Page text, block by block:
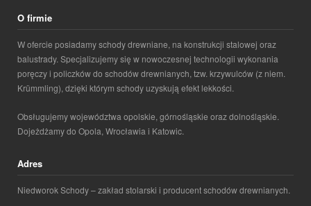
O firmie
W ofercie posiadamy schody drewniane, na konstrukcji stalowej oraz
balustrady. Specjalizujemy się w nowoczesnej technologii wykonania
poręczy i policzków do schodów drewnianych, tzw. krzywulców (z niem.
Krümmling), dzięki którym schody uzyskują efekt lekkości.
Obsługujemy województwa opolskie, górnośląskie oraz dolnośląskie.
Dojeżdżamy do Opola, Wrocławia i Katowic.
Adres
Niedworok Schody – zakład stolarski i producent schodów drewnianych.